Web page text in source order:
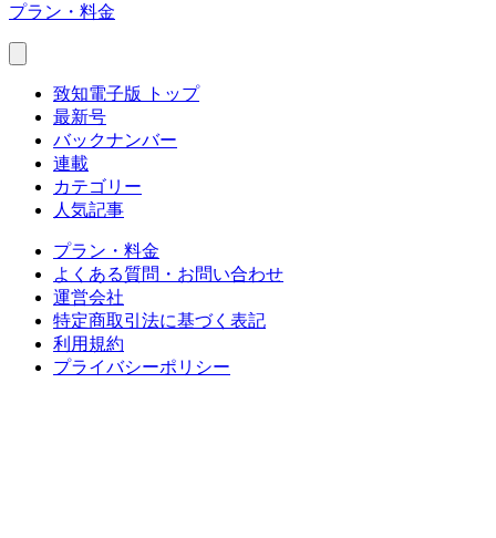
プラン・料金
致知電子版 トップ
最新号
バックナンバー
連載
カテゴリー
人気記事
プラン・料金
よくある質問・お問い合わせ
運営会社
特定商取引法に基づく表記
利用規約
プライバシーポリシー